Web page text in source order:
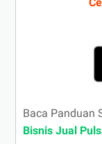
Baca Panduan
Bisnis Jual